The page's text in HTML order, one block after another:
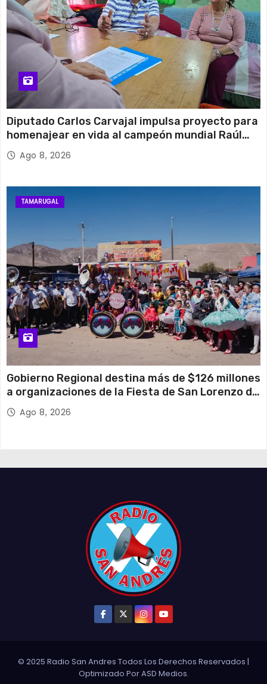
Diputado Carlos Carvajal impulsa proyecto para
homenajear en vida al campeón mundial Raúl
Choque
Ago 8, 2026
TAMARUGAL
Gobierno Regional destina más de $126 millones
a organizaciones de la Fiesta de San Lorenzo de
Tarapacá
Ago 8, 2026
© 2025 Radio San Andres Todos Los Derechos Reservados |
Optimizado PorASD Medios.